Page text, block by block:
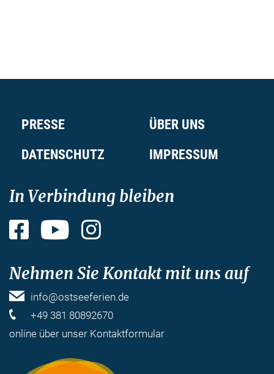
PRESSE
ÜBER UNS
DATENSCHUTZ
IMPRESSUM
In Verbindung bleiben
Facebook YouTube
Nehmen Sie Kontakt mit uns auf
info@ostseeferien.de
+49 381 80892670
online über unser Kontaktformular